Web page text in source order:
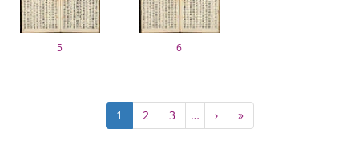
5 6
カ
レ
1 Page
2 Page
3 …
次
ペ
›
最
終
»